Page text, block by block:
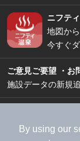
By using our
ニフテ
地図か
今すぐ
ご意見ご要望 ・お
施設データの新規
加盟店